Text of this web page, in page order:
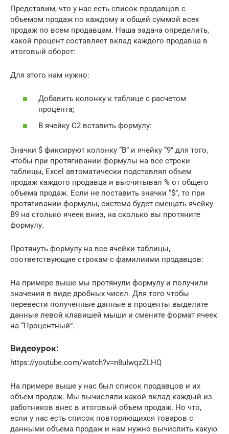
Представим, что у нас есть список продавцов с
объемом продаж по каждому и общей суммой всех
продаж по всем продавцам. Наша задача определить,
какой процент составляет вклад каждого продавца в
итоговый оборот:
Для этого нам нужно:
Добавить колонку к таблице с расчетом
процента;
В ячейку C2 вставить формулу:
Значки $ фиксируют колонку “B” и ячейку “9” для того,
чтобы при протягивании формулы на все строки
таблицы, Excel автоматически подставлял объем
продаж каждого продавца и высчитывал % от общего
объема продаж. Если не поставить значки “$”, то при
протягивании формулы, система будет смещать ячейку
B9 на столько ячеек вниз, на сколько вы протяните
формулу.
Протянуть формулу на все ячейки таблицы,
соответствующие строкам с фамилиями продавцов:
На примере выше мы протянули формулу и получили
значения в виде дробных чисел. Для того чтобы
перевести полученные данные в проценты выделите
данные левой клавишей мыши и смените формат ячеек
на “Процентный”:
Видеоурок:
https://youtube.com/watch?v=n8uIwqzZLHQ
На примере выше у нас был список продавцов и их
объем продаж. Мы вычисляли какой вклад каждый из
работников внес в итоговый объем продаж. Но что,
если у нас есть список повторяющихся товаров с
данными объема продаж и нам нужно вычислить какую